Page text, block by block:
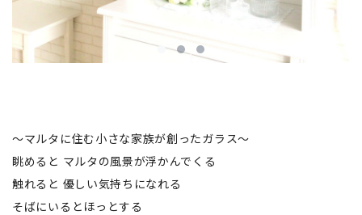
～マルタに住む小さな家族が創ったガラス～
眺めると マルタの風景が浮かんでくる
触れると 優しい気持ちになれる
そばにいるとほっとする